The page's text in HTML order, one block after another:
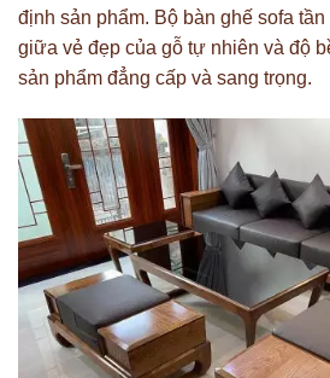
định sản phẩm. Bộ bàn ghế sofa
giữa vẻ đẹp của gỗ tự nhiên và độ
sản phẩm đẳng cấp và sang trọng.